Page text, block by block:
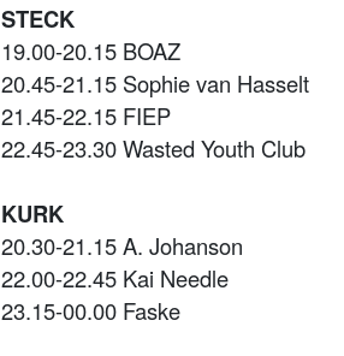
STECK
19.00-20.15 BOAZ
20.45-21.15 Sophie van Hasselt
21.45-22.15 FIEP
22.45-23.30 Wasted Youth Club
KURK
20.30-21.15 A. Johanson
22.00-22.45 Kai Needle
23.15-00.00 Faske